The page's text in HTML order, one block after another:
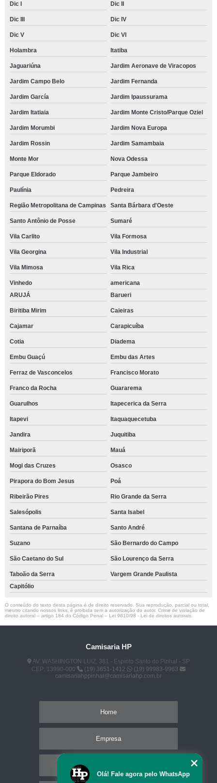
Dic I
Dic II
Dic III Dic IV
Dic V Dic VI
Holambra Itatiba
Jaguariúna Jardim Aeronave de Viracopos
Jardim Campo Belo Jardim Fernanda
Jardim García Jardim Ipaussurama
Jardim Itatiaia Jardim Monte Cristo/Parque Oziel
Jardim Morumbi Jardim Nova Europa
Jardim Rossin Jardim Samambaia
Monte Mor Nova Odessa
Parque Eldorado Parque Jambeiro
Paulínia Pedreira
Região Metropolitana de Campinas Santa Bárbara d'Oeste
Santo Antônio de Posse Sumaré
Vila Carlito Vila Formosa
Vila Georgina Vila Industrial
Vila Mimosa Vila Rica
Vinhedo
americana
ARUJÁ
Barueri
Biritiba Mirim Caieiras
Cajamar Carapicuíba
Cotia Diadema
Embu Guaçú Embu das Artes
Ferraz de Vasconcelos Francisco Morato
Franco da Rocha Guararema
Guarulhos Itapecerica da Serra
Itapevi Itaquaquecetuba
Jandira Juquitiba
Mairiporã Mauá
Mogi das Cruzes Osasco
Pirapora do Bom Jesus Poá
Ribeirão Pires Rio Grande da Serra
Salesópolis Santa Isabel
Santana de Parnaíba Santo André
Suzano São Bernardo do Campo
São Caetano do Sul São Lourenço da Serra
Taboão da Serra
Vargem Grande Paulista
Capitólio
O conteúdo do texto desta página é de direito reservado. Sua reprodução, parcial ou total,
mesmo citando nossos links, é proibida sem a autorização do autor. Crime de violação de
direito autoral – artigo 184 do Código Penal – Lei 9610/98 - Lei de direitos autorais
Camisaria HP
AV. WASHINGTON LUIZ, 381 - Espírito Santo do Pinhal - SP
CEP: 13990-000
(19) 3651-1412
(19) 99983-9963
camisariahppinhal@camisariahp.com.br
Home
Empresa
Olá! Fale agora pelo WhatsApp